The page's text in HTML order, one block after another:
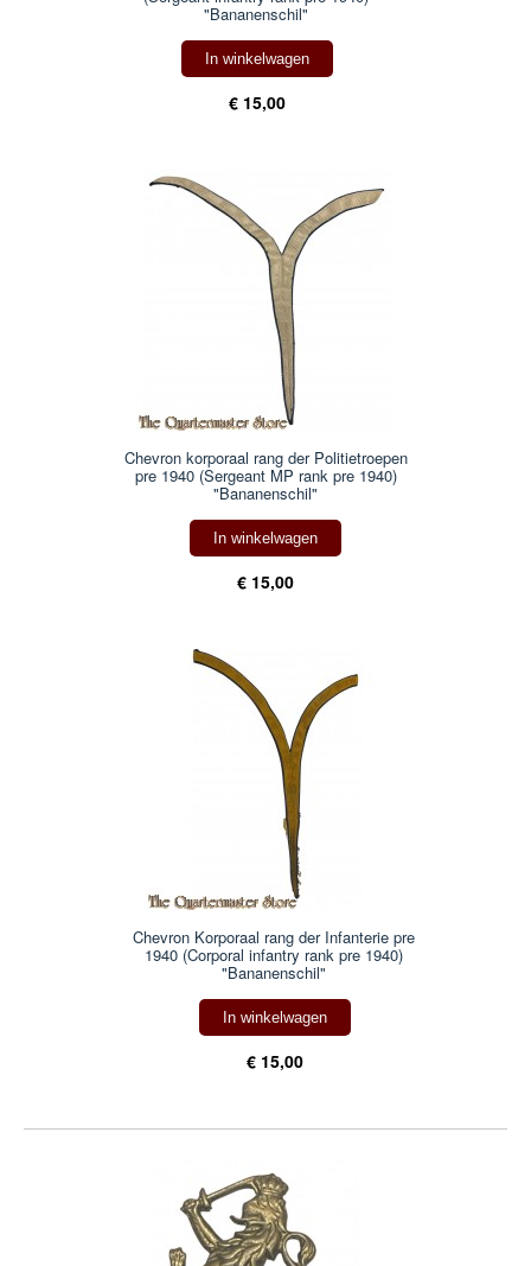
"Bananenschil"
In winkelwagen
€ 15,00
Chevron korporaal rang der Politietroepen
pre 1940 (Sergeant MP rank pre 1940)
"Bananenschil"
In winkelwagen
€ 15,00
Chevron Korporaal rang der Infanterie pre
1940 (Corporal infantry rank pre 1940)
"Bananenschil"
In winkelwagen
€ 15,00